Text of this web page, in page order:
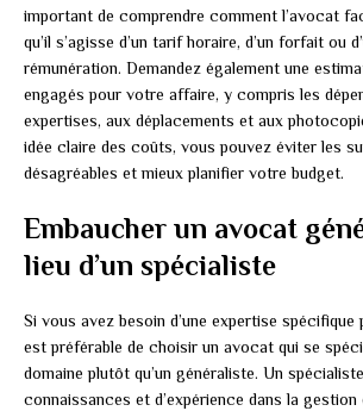
important de comprendre comment l’avocat
qu’il s’agisse d’un tarif horaire, d’un forfait ou
rémunération. Demandez également une
engagés pour votre affaire, y compris les
expertises, aux déplacements et aux
idée claire des coûts, vous pouvez éviter les
désagréables et mieux planifier votre budget.
Embaucher un avocat
lieu d’un spécialiste
Si vous avez besoin d’une expertise
est préférable de choisir un avocat qui se
domaine plutôt qu’un généraliste. Un
connaissances et d’expérience dans la